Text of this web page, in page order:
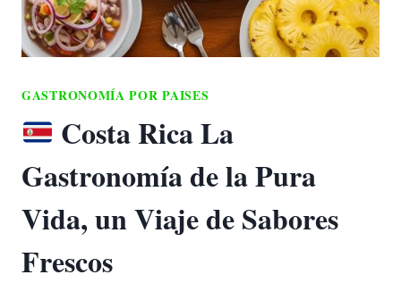
GASTRONOMÍA POR PAISES
Costa Rica La
Gastronomía de la Pura
Vida, un Viaje de Sabores
Frescos